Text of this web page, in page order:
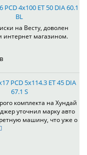
PCD 4x100 ET 50 DIA 60.1
BL
на Весту, доволен
интернет магазином.
PCD 5x114.3 ET 45 DIA
67.1 S
комплекта на Хундай
уточнил марку авто
машину, что уже о